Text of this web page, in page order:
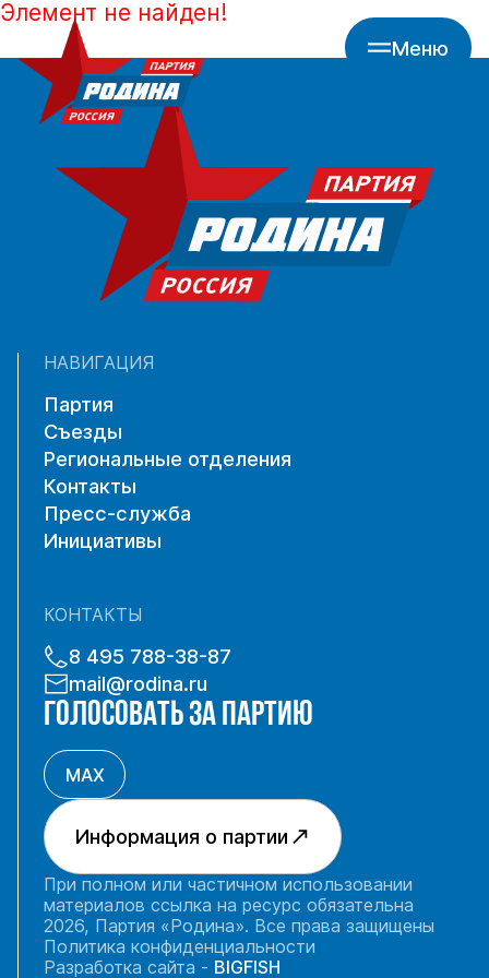
Меню
Элемент не найден!
НАВИГАЦИЯ
Партия
Съезды
Региональные отделения
Контакты
Пресс-служба
Инициативы
КОНТАКТЫ
8 495 788-38-87
mail@rodina.ru
ГОЛОСОВАТЬ ЗА ПАРТИЮ
MAX
Информация о партии
При полном или частичном использовании
материалов ссылка на ресурс обязательна
2026, Партия «Родина». Все права защищены
Политика конфиденциальности
Разработка сайта - BIGFISH